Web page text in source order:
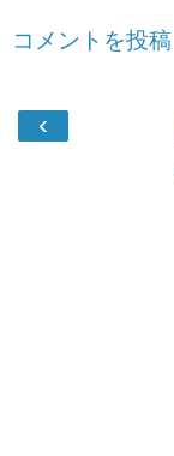
コメントを投稿
‹